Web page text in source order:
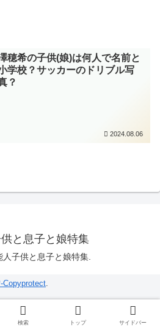
穂希の子供(娘)は何人で名前と
学校？サッカーのドリブル写
？
2024.08.06
と息子と娘特集
子供と息子と娘特集.
検索 トップ サイドバー
Copyprotect